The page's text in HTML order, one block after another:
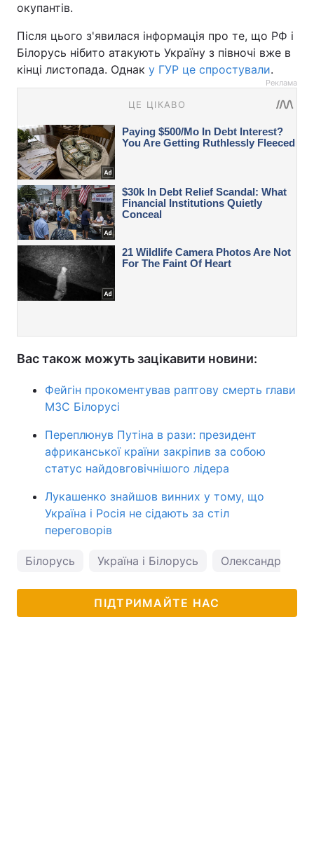
окупантів.
Після цього з'явилася інформація про те, що РФ і
Білорусь нібито атакують Україну з півночі вже в
кінці листопада. Однак у ГУР це спростували.
Реклама
Вас також можуть зацікавити новини:
Фейгін прокоментував раптову смерть глави
МЗС Білорусі
Переплюнув Путіна в рази: президент
африканської країни закріпив за собою
статус найдовговічнішого лідера
Лукашенко знайшов винних у тому, що
Україна і Росія не сідають за стіл
переговорів
Білорусь Україна і Білорусь Олександр
ПІДТРИМАЙТЕ НАС